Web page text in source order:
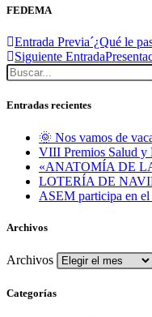
FEDEMA
Entrada Previa´¿Qué le
Siguiente Entrada
Entradas recientes
🌞 Nos vamos de
VIII Premios Salud y
«ANATOMÍA DE
LOTERÍA DE
ASEM participa en el
Archivos
Archivos
Categorías